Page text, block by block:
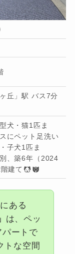
丘」駅 バス7分
犬・猫1匹ま
にペット足洗い
子犬1匹ま
、築6年（2024
建て
ある
は、ペッ
パートで
トな空間